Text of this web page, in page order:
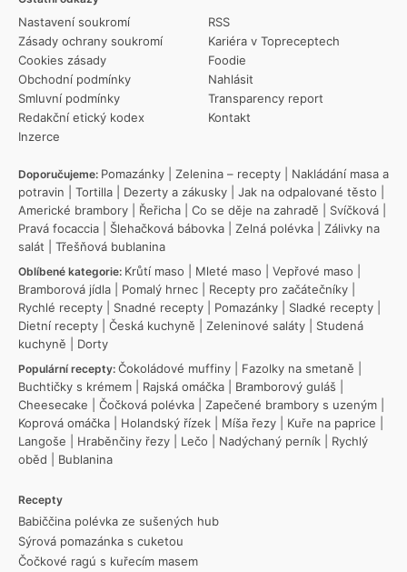
Nastavení soukromí
Zásady ochrany soukromí
Cookies zásady
Obchodní podmínky
Smluvní podmínky
Redakční etický kodex
Inzerce
RSS
Kariéra v Topreceptech
Foodie
Nahlásit
Transparency report
Kontakt
Doporučujeme: Pomazánky Zelenina – recepty
Nakládání masa a
potravin
Tortilla Dezerty a zákusky Jak na odpalované těsto
Americké brambory
Řeřicha Co se děje na zahradě Svíčková
Pravá focaccia
Šlehačková bábovka Zelná polévka
Zálivky na
salát
Třešňová bublanina
Oblíbené kategorie: Krůtí maso Mleté maso Vepřové maso
Bramborová jídla
Pomalý hrnec Recepty pro začátečníky
Rychlé recepty
Snadné recepty Pomazánky Sladké recepty
Dietní recepty
Česká kuchyně Zeleninové saláty
Studená
kuchyně
Dorty
Populární recepty: Čokoládové muffiny Fazolky na smetaně
Buchtičky s krémem
Rajská omáčka Bramborový guláš
Cheesecake
Čočková polévka Zapečené brambory s uzeným
Koprová omáčka
Holandský řízek Míša řezy Kuře na paprice
Langoše
Hraběnčiny řezy Lečo Nadýchaný perník
Rychlý
oběd
Bublanina
Recepty
Babiččina polévka ze sušených hub
Sýrová pomazánka s cuketou
Čočkové ragú s kuřecím masem